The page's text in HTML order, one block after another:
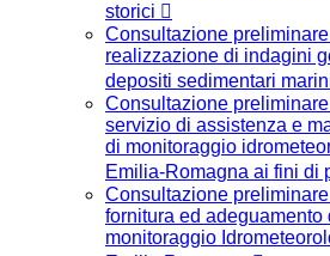
storici
Consultazione
realizzazione di indagini
depositi sedimentari
Consultazione preliminare
servizio di assistenza e
di monitoraggio
Emilia-Romagna ai fini di
Consultazione
fornitura ed adeguamento
monitoraggio